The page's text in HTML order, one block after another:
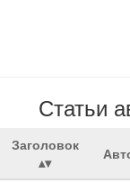
Статьи
Заголовок